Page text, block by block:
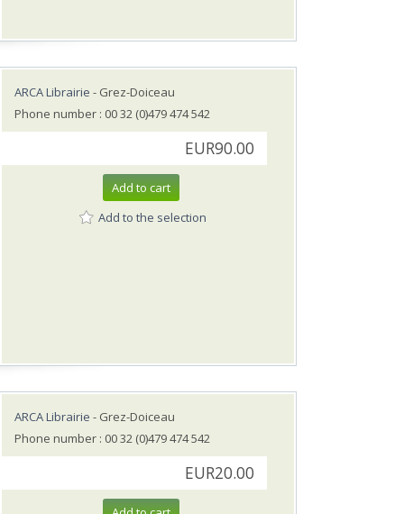
ARCA Librairie - Grez-Doiceau
Phone number : 00 32 (0)479 474 542
EUR90.00
Add to cart
Add to the selection
ARCA Librairie - Grez-Doiceau
Phone number : 00 32 (0)479 474 542
EUR20.00